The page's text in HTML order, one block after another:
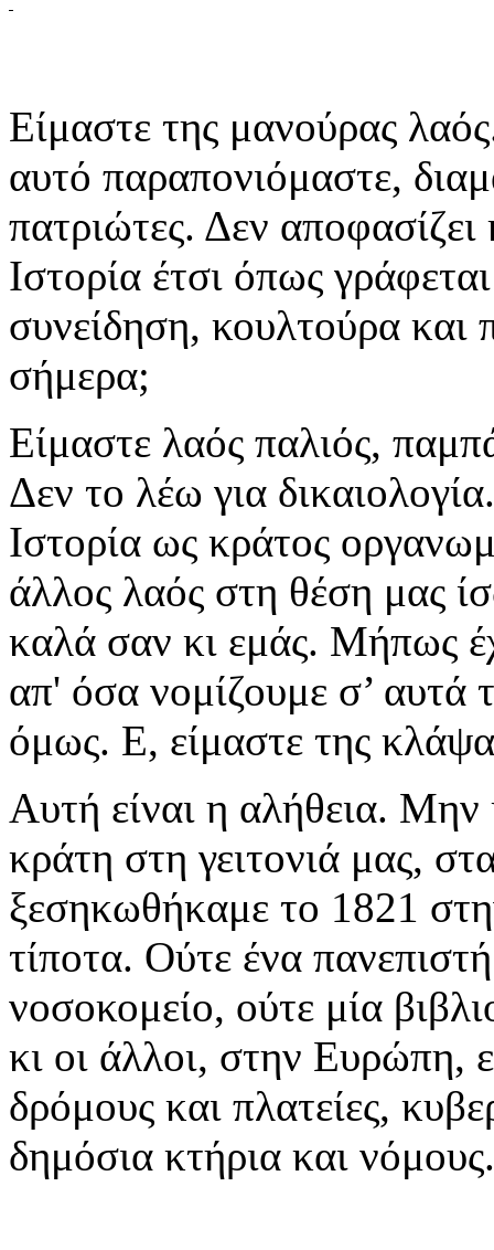
Είμαστε της μανούρας
αυτό παραπονιόμαστε,
πατριώτες. Δεν αποφασίζει
Ιστορία έτσι όπως
συνείδηση, κουλτούρα και
σήμερα;
Είμαστε λαός παλιός,
Δεν το λέω για
Ιστορία ως κράτος
άλλος λαός στη θέση μας
καλά σαν κι εμάς. Μήπως
απ' όσα νομίζουμε σ’ αυτά
όμως. Ε, είμαστε της
Αυτή είναι η αλήθεια. Μην
κράτη στη γειτονιά μας,
ξεσηκωθήκαμε το 1821
τίποτα. Ούτε ένα
νοσοκομείο, ούτε μία
κι οι άλλοι, στην Ευρώπη,
δρόμους και πλατείες,
δημόσια κτήρια και νόμους.